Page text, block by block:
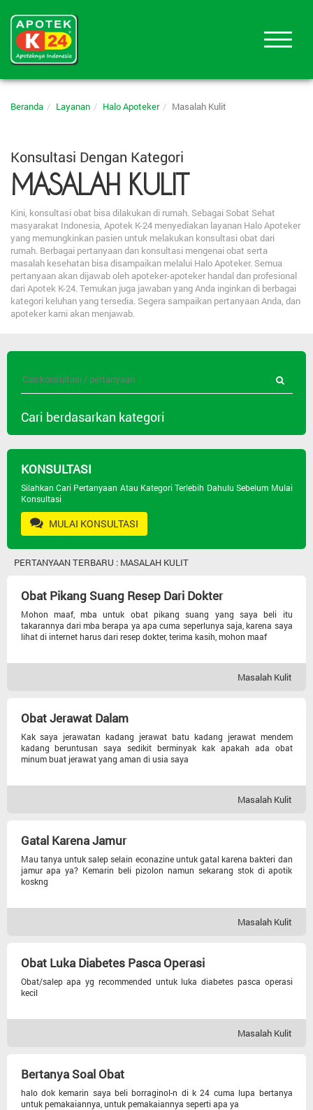
Beranda Layanan Halo Apoteker Masalah Kulit
Konsultasi Dengan Kategori
MASALAH KULIT
Kini, konsultasi obat bisa dilakukan di rumah. Sebagai Sobat Sehat
masyarakat Indonesia, Apotek K-24 menyediakan layanan Halo Apoteker
yang memungkinkan pasien untuk melakukan konsultasi obat dari
rumah. Berbagai pertanyaan dan konsultasi mengenai obat serta
masalah kesehatan bisa disampaikan melalui Halo Apoteker. Semua
pertanyaan akan dijawab oleh apoteker-apoteker handal dan profesional
dari Apotek K-24. Temukan juga jawaban yang Anda inginkan di berbagai
kategori keluhan yang tersedia. Segera sampaikan pertanyaan Anda, dan
apoteker kami akan menjawab.
Cari berdasarkan kategori
Semua Pertanyaan
Jenis Obat
Psikiatri
Masalah Kulit
Seks Dan Andrologi
Lain-lain
Pencernaan
Urologi
Anak
Gigi Dan Mulut
Penyakit Dalam
Otot Dan Saraf
Berat Badan
Diabetes
KONSULTASI
Silahkan Cari Pertanyaan Atau Kategori Terlebih Dahulu Sebelum Mulai
Konsultasi
MULAI KONSULTASI
PERTANYAAN TERBARU : MASALAH KULIT
Obat Pikang Suang Resep Dari Dokter
Mohon maaf, mba untuk obat pikang suang yang saya beli itu
takarannya dari mba berapa ya apa cuma seperlunya saja, karena saya
lihat di internet harus dari resep dokter, terima kasih, mohon maaf
Masalah Kulit
Obat Jerawat Dalam
Kak saya jerawatan kadang jerawat batu kadang jerawat mendem
kadang beruntusan saya sedikit berminyak kak apakah ada obat
minum buat jerawat yang aman di usia saya
Masalah Kulit
Gatal Karena Jamur
Mau tanya untuk salep selain econazine untuk gatal karena bakteri dan
jamur apa ya? Kemarin beli pizolon namun sekarang stok di apotik
koskng
Masalah Kulit
Obat Luka Diabetes Pasca Operasi
Obat/salep apa yg recommended untuk luka diabetes pasca operasi
kecil
Masalah Kulit
Bertanya Soal Obat
halo dok kemarin saya beli borraginol-n di k 24 cuma lupa bertanya
untuk pemakaiannya, untuk pemakaiannya seperti apa ya